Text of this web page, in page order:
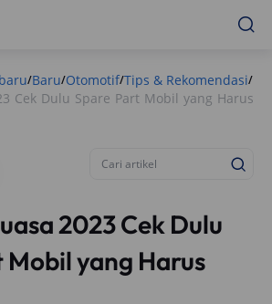
/Baru/Otomotif/Tips & Rekomendasi/
Cek Dulu Spare Part Mobil yang Harus
2023 Cek Dulu
Mobil yang Harus